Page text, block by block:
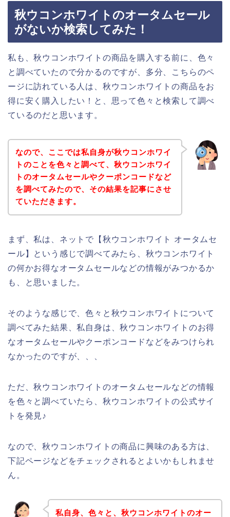
秋ウコンホワイトのオータムセール
がないか検索してみた！
私も、秋ウコンホワイトの商品を購入する前に、色々
と調べていたので分かるのですが、多分、こちらのペ
ージに訪れている人は、秋ウコンホワイトの商品をお
得に安く購入したい！と、思って色々と検索して調べ
ているのだと思います。
なので、ここでは私自身が秋ウコンホワイ
トのことを色々と調べて、秋ウコンホワイ
トのオータムセールやクーポンコードなど
を調べてみたので、その結果を記事にさせ
ていただきます。
まず、私は、ネットで【秋ウコンホワイト オータムセ
ール】という感じで調べてみたら、秋ウコンホワイト
の何かお得なオータムセールなどの情報がみつかるか
も、と思いました。
そのような感じで、色々と秋ウコンホワイトについて
調べてみた結果、私自身は、秋ウコンホワイトのお得
なオータムセールやクーポンコードなどをみつけられ
なかったのですが、、、
ただ、秋ウコンホワイトのオータムセールなどの情報
を色々と調べていたら、秋ウコンホワイトの公式サイ
トを発見♪
なので、秋ウコンホワイトの商品に興味のある方は、
下記ページなどをチェックされるとよいかもしれませ
ん。
私自身、色々と、秋ウコンホワイトのオー